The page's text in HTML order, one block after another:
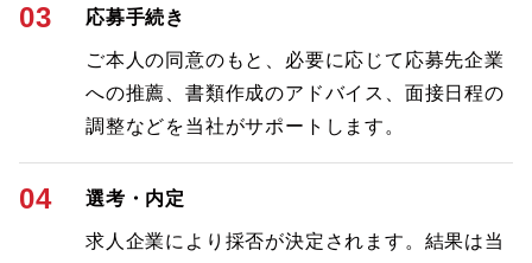
03 応募手続き
ご本人の同意のもと、必要に応じて応募先企業
への推薦、書類作成のアドバイス、面接日程の
調整などを当社がサポートします。
04 選考・内定
求人企業により採否が決定されます。結果は当